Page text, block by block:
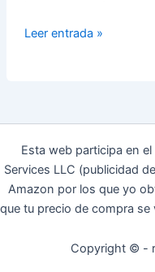
¿Qué
Definición
y
tipos
Leer entrada »
Esta web participa en
Services LLC (publicidad
Amazon por los que yo
que tu precio de compra
Copyright © -